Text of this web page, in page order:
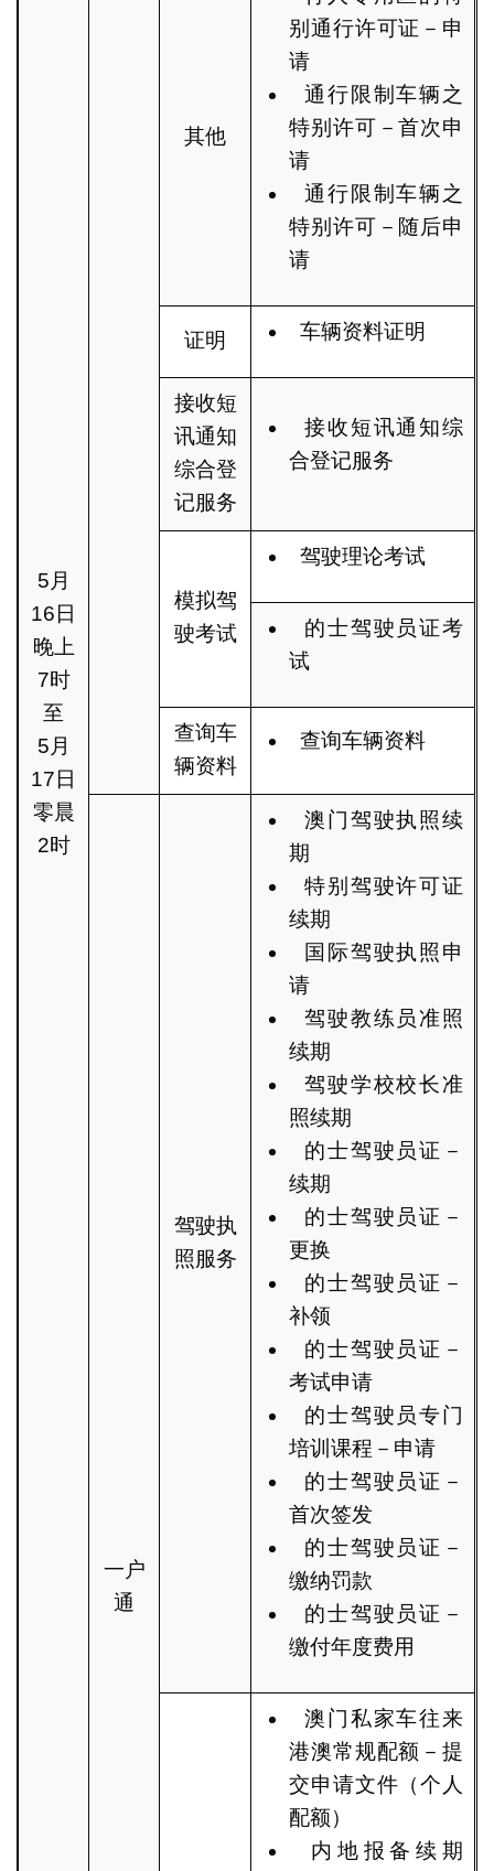
5月
16日
晚上
7时
至
5月
17日
零晨
2时
其他
别通行许可证－申
请
通行限制车辆之
特别许可－首次申
请
通行限制车辆之
特别许可－随后申
请
证明 车辆资料证明
接收短
讯通知
综合登
记服务
接收短讯通知综
合登记服务
模拟驾
驶考试
驾驶理论考试
的士驾驶员证考
试
查询车
辆资料
查询车辆资料
一户
通
驾驶执
照服务
澳门驾驶执照续
期
特别驾驶许可证
续期
国际驾驶执照申
请
驾驶教练员准照
续期
驾驶学校校长准
照续期
的士驾驶员证－
续期
的士驾驶员证－
更换
的士驾驶员证－
补领
的士驾驶员证－
考试申请
的士驾驶员专门
培训课程－申请
的士驾驶员证－
首次签发
的士驾驶员证－
缴纳罚款
的士驾驶员证－
缴付年度费用
澳门私家车往来
港澳常规配额－提
交申请文件（个人
配额）
内地报备续期